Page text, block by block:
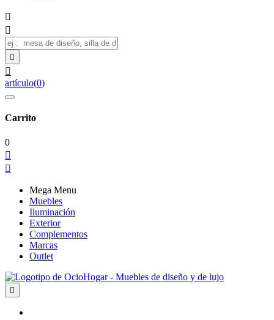




artículo(0)
Carrito
0


Mega Menu
Muebles
Iluminación
Exterior
Complementos
Marcas
Outlet
